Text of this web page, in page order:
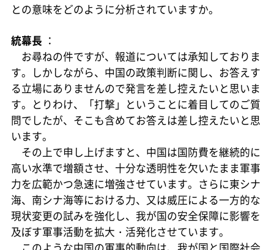
との意味をどのように分析されていますか。
統幕長 ：
お尋ねの件ですが、報道については承知しておりま
す。しかしながら、中国の政策判断に関し、お答えす
る立場にありませんので発言を差し控えたいと思いま
す。とりわけ、「打撃」ということに着目してのご質
問でしたが、そこも含めてお答えは差し控えたいと思
います。
その上で申し上げますと、中国は国防費を継続的に
高い水準で増額させ、十分な透明性を欠いたまま軍事
力を広範かつ急速に増強させています。さらに東シナ
海、南シナ海等における力、又は威圧による一方的な
現状変更の試みを強化し、我が国の安全保障に影響を
及ぼす軍事活動を拡大・活発化させています。